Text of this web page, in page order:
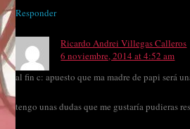
Responder
Ricardo Andrei Villegas Calleros
6 noviembre, 2014 at 4:52 am
al fin c: apuesto que ma madre de papi será
tengo unas dudas que me gustaría pudieras